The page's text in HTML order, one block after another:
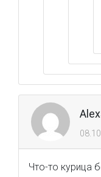
Что-то курица